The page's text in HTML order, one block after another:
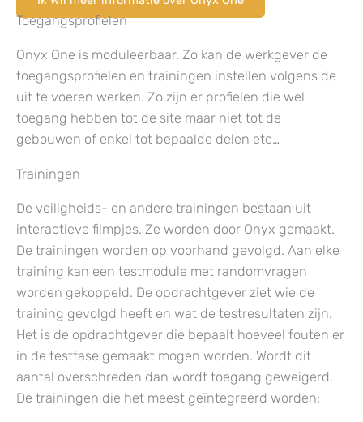
Toegangsprofielen
Onyx One is moduleerbaar. Zo kan de werkgever de
toegangsprofielen en trainingen instellen volgens de
uit te voeren werken. Zo zijn er profielen die wel
toegang hebben tot de site maar niet tot de
gebouwen of enkel tot bepaalde delen etc…
Trainingen
De veiligheids- en andere trainingen bestaan uit
interactieve filmpjes. Ze worden door Onyx gemaakt.
De trainingen worden op voorhand gevolgd. Aan elke
training kan een testmodule met randomvragen
worden gekoppeld. De opdrachtgever ziet wie de
training gevolgd heeft en wat de testresultaten zijn.
Het is de opdrachtgever die bepaalt hoeveel fouten er
in de testfase gemaakt mogen worden. Wordt dit
aantal overschreden dan wordt toegang geweigerd.
De trainingen die het meest geïntegreerd worden: